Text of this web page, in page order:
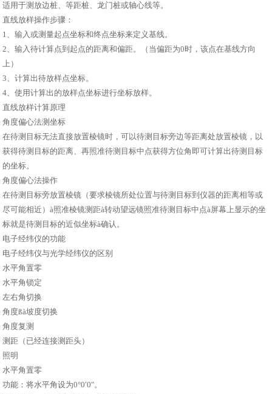
适用于测放边桩、等距桩、龙门桩或轴心线等。
直线放样操作步骤：
1、输入或测量起点坐标和终点坐标来定义基线。
2、输入待计算点到起点的距离和偏距。（当偏距为0时，该点在基线方向
上）
3、计算出待放样点坐标。
4、使用计算出的放样点坐标进行坐标放样。
直线放样计算原理
角度偏心法测坐标
在待测目标无法直接放置棱镜时，可以待测目标旁边等距离处放置棱镜，以
获得待测目标的距离、再照准待测目标中点获得方位角即可计算出待测目标
的坐标。
角度偏心法操作
在待测目标旁放置棱镜（要求棱镜所处位置与待测目标到仪器的距离相等或
尽可能相近）à照准棱镜测距à转动望远镜照准待测目标中点à屏幕上显示的坐
标就是待测目标的近似坐标à确认。
电子经纬仪的功能
电子经纬仪与光学经纬仪的区别
水平角置零
水平角锁定
左右角切换
角度ßà坡度切换
角度复测
测距（已经连接测距头）
照明
水平角置零
功能：将水平角设为0°0′0″。